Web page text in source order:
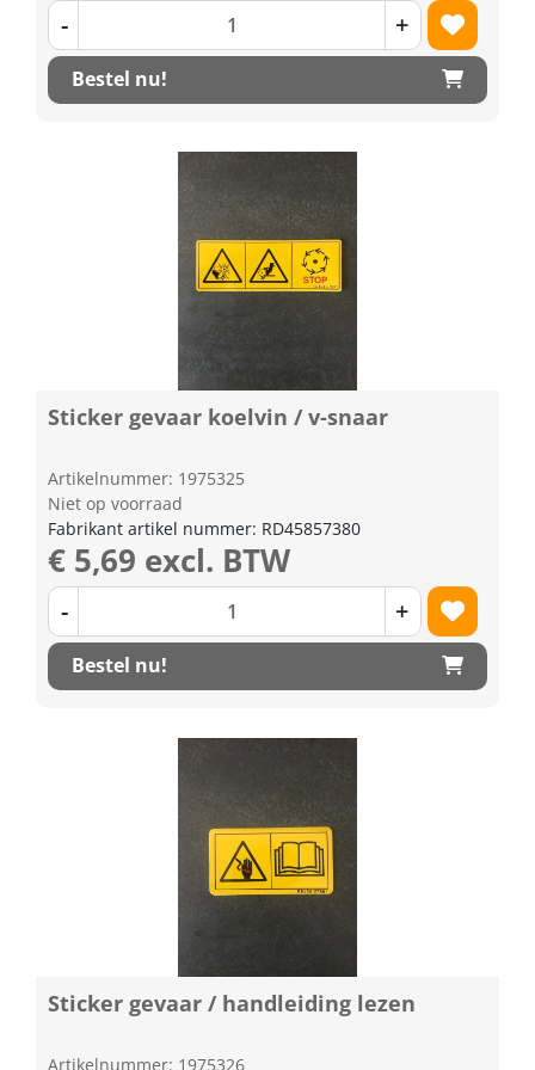
- +
Bestel nu!
Sticker gevaar koelvin / v-snaar
Artikelnummer: 1975325
Niet op voorraad
Fabrikant artikel nummer: RD45857380
€ 5,69 excl. BTW
- +
Bestel nu!
Sticker gevaar / handleiding lezen
Artikelnummer: 1975326